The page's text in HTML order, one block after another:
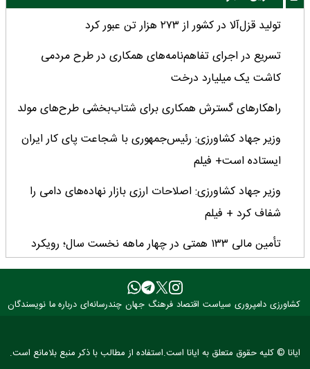
تولید قزل‌آلا در کشور از ۲۷۳ هزار تن عبور کرد
تسریع در اجرای تفاهم‌نامه‌های همکاری در طرح مردمی
کاشت یک میلیارد درخت
راهکارهای گسترش همکاری برای شتاب‌بخشی طرح‌های مولد
وزیر جهاد کشاورزی: رئیس‌جمهوری با شجاعت پای کار ایران
ایستاده است+ فیلم
وزیر جهاد کشاورزی: اصلاحات ارزی بازار نهاده‌های دامی را
شفاف کرد + فیلم
تأمین مالی ۱۳۳ همتی در چهار ماهه نخست سال؛ رویکرد
هدفمند بانک کشاورزی برای تضمین امنیت غذایی
فراخوان بین‌المللی فائو برای طراحی پوستر روز جهانی غذا
۳ عضو کمیسیون کشاورزی مجلس با وزیر جهاد کشاورزی
کشاورزی دامپروری سیاست اقتصاد فرهنگ جهان چندرسانه‌ای درباره ما نویسندگان
ایانا © کلیه حقوق متعلق به ایانا است.استفاده از مطالب با ذکر منبع بلامانع است.